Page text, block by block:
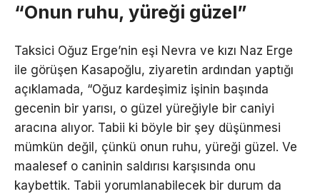
“Onun ruhu, yüreği güzel”
Taksici Oğuz Erge’nin eşi Nevra ve kızı Naz Erge
ile görüşen Kasapoğlu, ziyaretin ardından yaptığı
açıklamada, “Oğuz kardeşimiz işinin başında
gecenin bir yarısı, o güzel yüreğiyle bir caniyi
aracına alıyor. Tabii ki böyle bir şey düşünmesi
mümkün değil, çünkü onun ruhu, yüreği güzel. Ve
maalesef o caninin saldırısı karşısında onu
kaybettik. Tabii yorumlanabilecek bir durum da